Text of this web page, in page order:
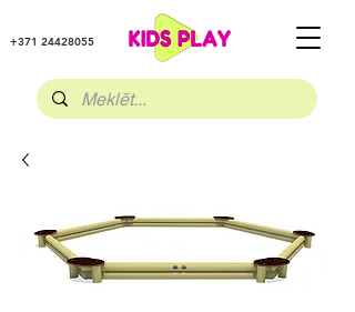
+371 24428055